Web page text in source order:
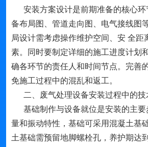
安装方案设计是前期准备的核心环
备布局图、管道走向图、电气接线图
局设计需考虑操作维护空间、安 全距
素。同时要制定详细的施工进度计划
确各环节的责任人和时间节点。完善
免施工过程中的混乱和返工。
二、废气处理设备安装过程中的技
基础制作与设备就位是安装的主要
量和振动特性，基础可采用混凝土基
土基础需预留地脚螺栓孔，养护期达